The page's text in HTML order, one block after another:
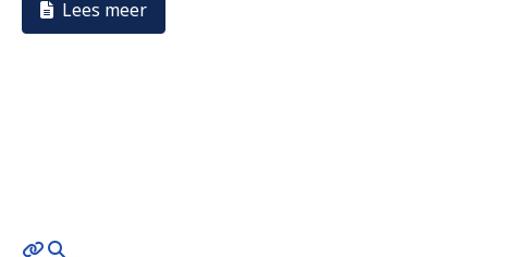
Lees meer
MOD_JTCS_VIEW_ARTICLE_LINK